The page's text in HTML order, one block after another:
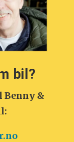
bil?
Benny &